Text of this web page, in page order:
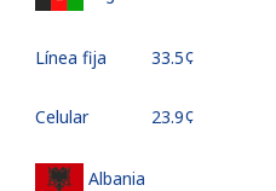
Línea fija ⁦33.5¢⁩
Celular ⁦23.9¢⁩
Albania